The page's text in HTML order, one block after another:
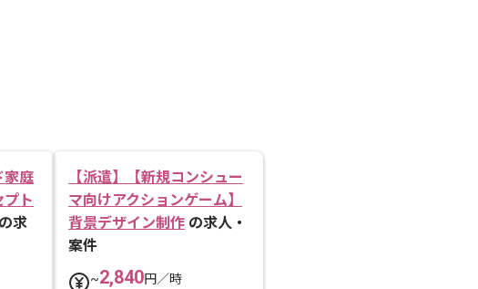
家庭
ト
の求
【派遣】【新規コンシュー
マ向けアクションゲーム】
背景デザイン制作 の求人・
案件
~2,840円／時